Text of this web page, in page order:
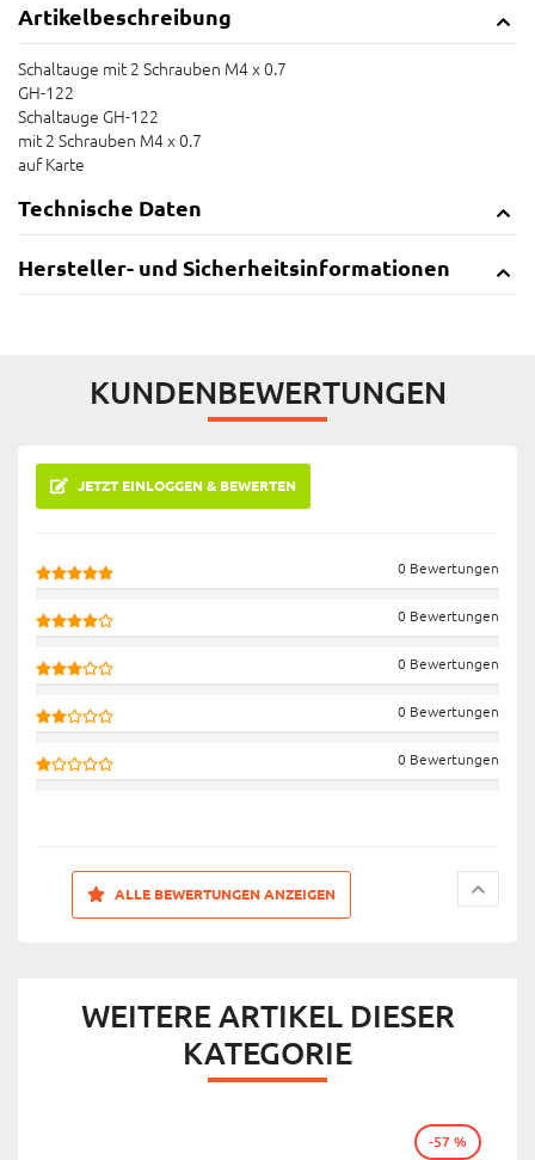
Artikelbeschreibung
Schaltauge mit 2 Schrauben M4 x 0.7
GH-122
Schaltauge GH-122
mit 2 Schrauben M4 x 0.7
auf Karte
Technische Daten
Hersteller- und Sicherheitsinformationen
KUNDENBEWERTUNGEN
JETZT EINLOGGEN & BEWERTEN
0 Bewertungen
0 Bewertungen
0 Bewertungen
0 Bewertungen
0 Bewertungen
ALLE BEWERTUNGEN ANZEIGEN
WEITERE ARTIKEL DIESER
KATEGORIE
-57 %